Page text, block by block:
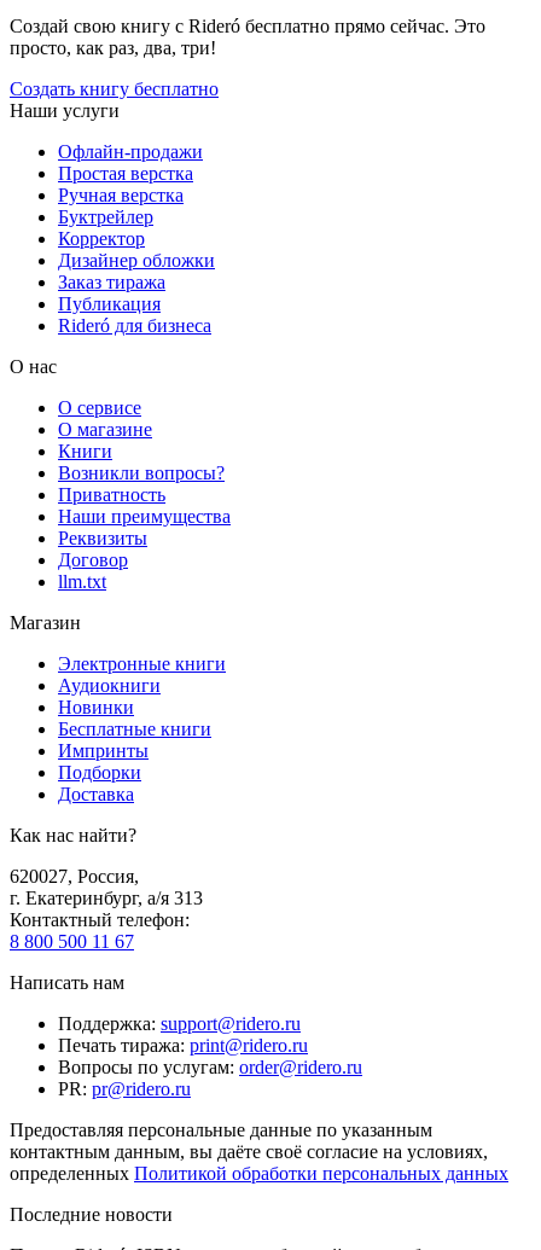
Создай свою книгу с Rideró бесплатно прямо сейчас. Это
просто, как раз, два, три!
Создать книгу бесплатно
Наши услуги
Офлайн-продажи
Простая верстка
Ручная верстка
Буктрейлер
Корректор
Дизайнер обложки
Заказ тиража
Публикация
Rideró для бизнеса
О нас
О сервисе
О магазине
Книги
Возникли вопросы?
Приватность
Наши преимущества
Реквизиты
Договор
llm.txt
Магазин
Электронные книги
Аудиокниги
Новинки
Бесплатные книги
Импринты
Подборки
Доставка
Как нас найти?
620027, Россия,
г. Екатеринбург, а/я 313
Контактный телефон:
8 800 500 11 67
Написать нам
Поддержка: support@ridero.ru
Печать тиража: print@ridero.ru
Вопросы по услугам: order@ridero.ru
PR: pr@ridero.ru
Предоставляя персональные данные по указанным
контактным данным, вы даёте своё согласие на условиях,
определенных Политикой обработки персональных данных
Последние новости